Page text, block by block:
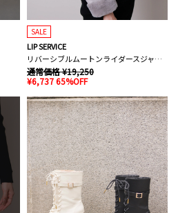
SALE
LIP SERVICE
リバーシブルムートンライダースジャケット
通常価格 ¥19,250
¥6,737 65%OFF